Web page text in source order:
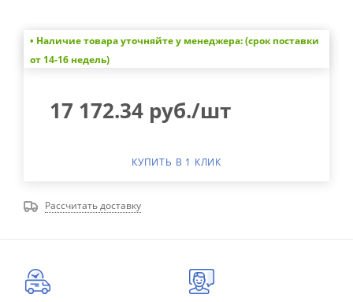
• Наличие товара уточняйте у менеджера: (срок поставки
от 14-16 недель)
17 172.34 руб./шт
КУПИТЬ В 1 КЛИК
Рассчитать доставку